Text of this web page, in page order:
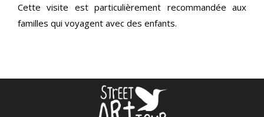
Cette visite est particulièrement recommandée aux
familles qui voyagent avec des enfants.